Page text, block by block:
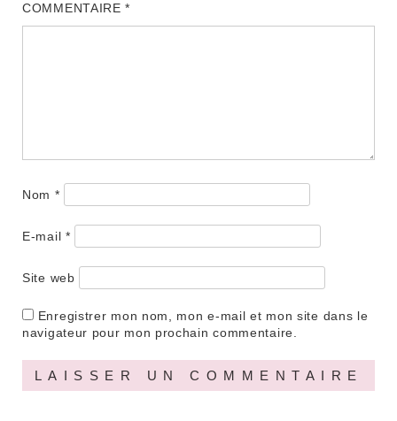
COMMENTAIRE*
Nom *
E-mail *
Site web
Enregistrer mon nom, mon e-mail et mon site dans le
navigateur pour mon prochain commentaire.